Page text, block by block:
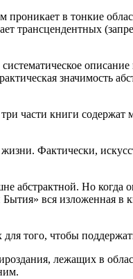
проникает в тонкие
трансцендентных
значимость
части книги
Фактически,
абстрактной. Но когда
вся изложенная в
того, чтобы
лежащих в